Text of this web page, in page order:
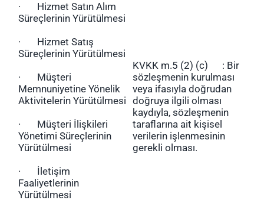
· Hizmet Satın Alım
Süreçlerinin Yürütülmesi
· Hizmet Satış
Süreçlerinin Yürütülmesi
· Müşteri
Memnuniyetine Yönelik
Aktivitelerin Yürütülmesi
· Müşteri İlişkileri
Yönetimi Süreçlerinin
Yürütülmesi
· İletişim
Faaliyetlerinin
Yürütülmesi
KVKK m.5 (2) (c) : Bir
sözleşmenin kurulması
veya ifasıyla doğrudan
doğruya ilgili olması
kaydıyla, sözleşmenin
taraflarına ait kişisel
verilerin işlenmesinin
gerekli olması.